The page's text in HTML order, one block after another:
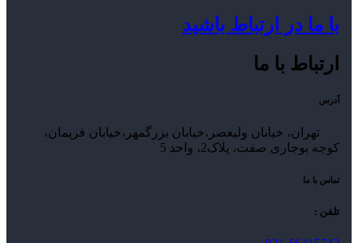
با ما در ارتباط باشید
ارتباط با ما
آدرس
تهران، خیابان ولیعصر،خیابان بزرگمهر،خیابان فریمان،
کوچه بوجاری صفت، پلاک2، واحد 5
تماس با ما
تلفن :